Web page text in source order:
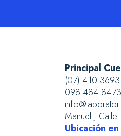
Principal
(07) 410
098 484 8473
Manuel J
Ubicación